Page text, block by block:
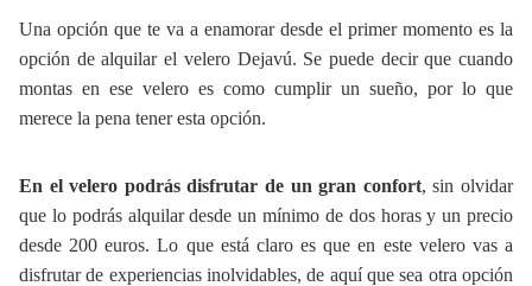
Una opción que te va a enamorar desde el primer momento es la
opción de alquilar el velero Dejavú. Se puede decir que cuando
montas en ese velero es como cumplir un sueño, por lo que
merece la pena tener esta opción.
En el velero podrás disfrutar de un gran confort, sin olvidar
que lo podrás alquilar desde un mínimo de dos horas y un precio
desde 200 euros. Lo que está claro es que en este velero vas a
disfrutar de experiencias inolvidables, de aquí que sea otra opción